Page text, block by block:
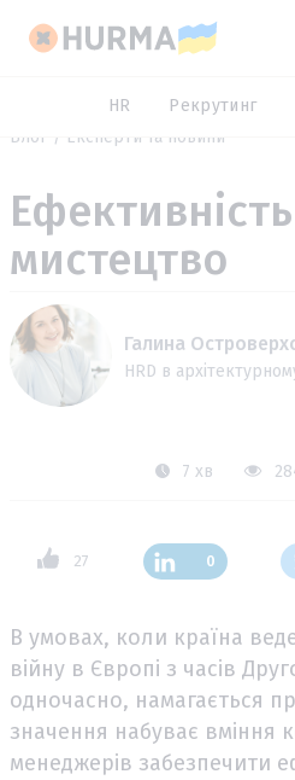
HR
Рекрутинг
Блог
Експерти та новини
мистецтво
Галина
HRD в
7 хв
27 0
В умовах, коли країна
війну в Європі з часів
одночасно, намагається
значення набуває вміння
менеджерів забезпечити